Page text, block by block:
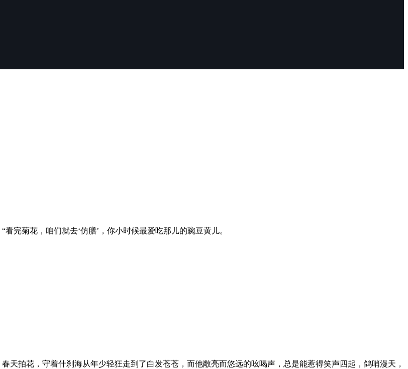
完菊花，咱们就去‘仿膳’，你小时候最爱吃那儿的豌豆黄儿。
天拍花，守着什刹海从年少轻狂走到了白发苍苍，而他敞亮而悠远的吆喝声，总是能惹得笑声四起，鸽哨漫天，